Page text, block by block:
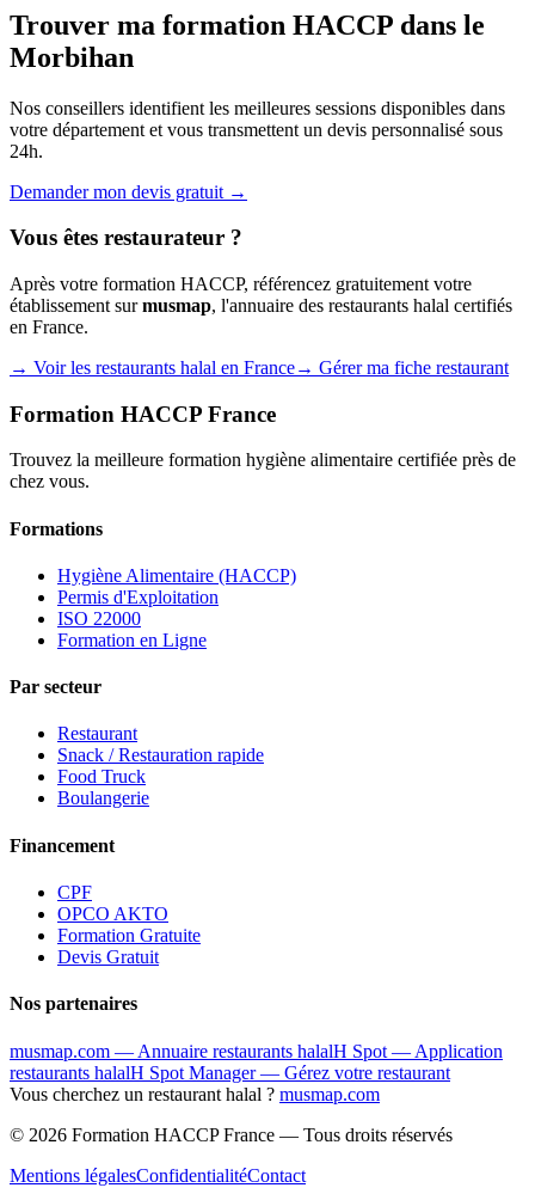
Trouver ma formation HACCP dans le
Morbihan
Nos conseillers identifient les meilleures sessions disponibles dans
votre département et vous transmettent un devis personnalisé sous
24h.
Demander mon devis gratuit →
Vous êtes restaurateur ?
Après votre formation HACCP, référencez gratuitement votre
établissement surmusmap, l'annuaire des restaurants halal certifiés
en France.
→ Voir les restaurants halal en France→ Gérer ma fiche restaurant
Formation HACCP France
Trouvez la meilleure formation hygiène alimentaire certifiée près de
chez vous.
Formations
Hygiène Alimentaire (HACCP)
Permis d'Exploitation
ISO 22000
Formation en Ligne
Par secteur
Restaurant
Snack / Restauration rapide
Food Truck
Boulangerie
Financement
CPF
OPCO AKTO
Formation Gratuite
Devis Gratuit
Nos partenaires
musmap.com — Annuaire restaurants halalH Spot — Application
restaurants halalH Spot Manager — Gérez votre restaurant
Vous cherchez un restaurant halal ? musmap.com
© 2026 Formation HACCP France — Tous droits réservés
Mentions légalesConfidentialitéContact